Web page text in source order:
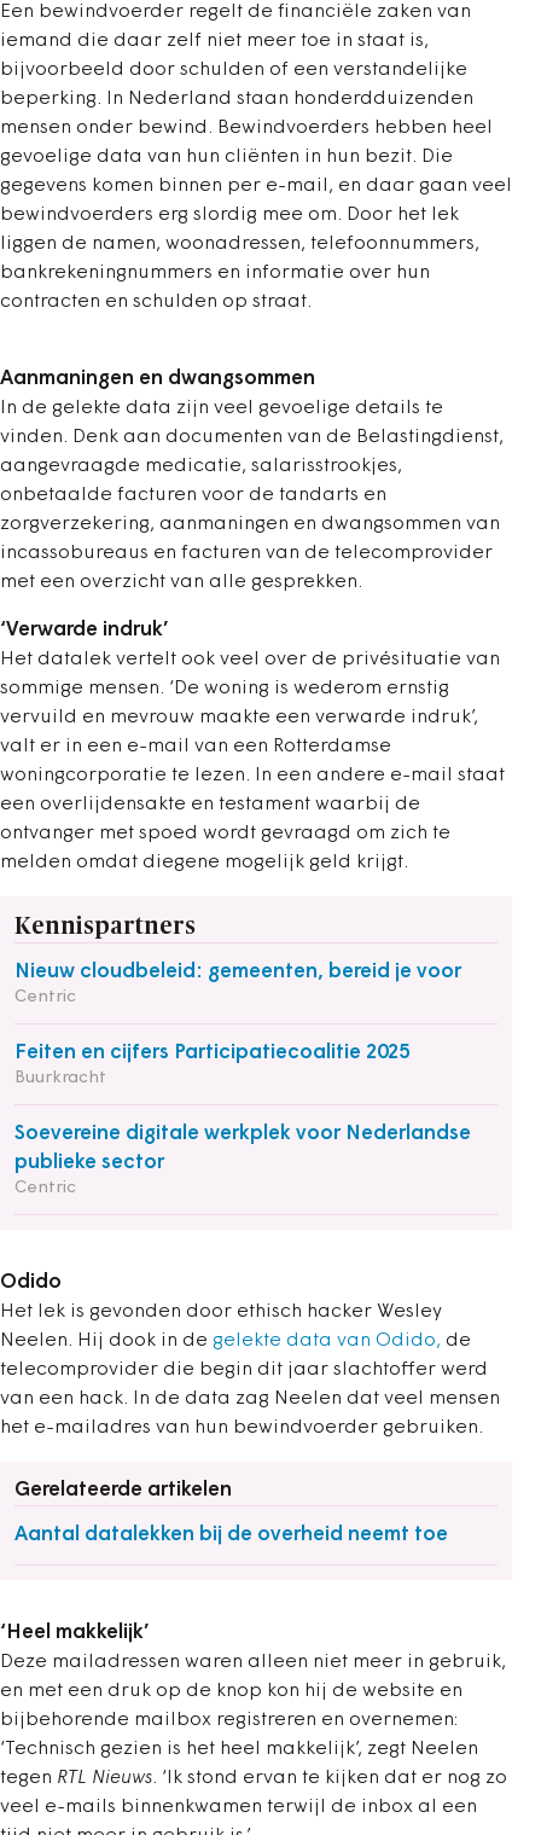
Een bewindvoerder regelt de financiële zaken van
iemand die daar zelf niet meer toe in staat is,
bijvoorbeeld door schulden of een verstandelijke
beperking. In Nederland staan honderdduizenden
mensen onder bewind. Bewindvoerders hebben heel
gevoelige data van hun cliënten in hun bezit. Die
gegevens komen binnen per e-mail, en daar gaan veel
bewindvoerders erg slordig mee om. Door het lek
liggen de namen, woonadressen, telefoonnummers,
bankrekeningnummers en informatie over hun
contracten en schulden op straat.
Aanmaningen en dwangsommen
In de gelekte data zijn veel gevoelige details te
vinden. Denk aan documenten van de Belastingdienst,
aangevraagde medicatie, salarisstrookjes,
onbetaalde facturen voor de tandarts en
zorgverzekering, aanmaningen en dwangsommen van
incassobureaus en facturen van de telecomprovider
met een overzicht van alle gesprekken.
‘Verwarde indruk’
Het datalek vertelt ook veel over de privésituatie van
sommige mensen. ‘De woning is wederom ernstig
vervuild en mevrouw maakte een verwarde indruk’,
valt er in een e-mail van een Rotterdamse
woningcorporatie te lezen. In een andere e-mail staat
een overlijdensakte en testament waarbij de
ontvanger met spoed wordt gevraagd om zich te
melden omdat diegene mogelijk geld krijgt.
Kennispartners
Nieuw cloudbeleid: gemeenten, bereid je voor
Centric
Feiten en cijfers Participatiecoalitie 2025
Buurkracht
Soevereine digitale werkplek voor Nederlandse
publieke sector
Centric
Odido
Het lek is gevonden door ethisch hacker Wesley
Neelen. Hij dook in de gelekte data van Odido, de
telecomprovider die begin dit jaar slachtoffer werd
van een hack. In de data zag Neelen dat veel mensen
het e-mailadres van hun bewindvoerder gebruiken.
Gerelateerde artikelen
Aantal datalekken bij de overheid neemt toe
‘Heel makkelijk’
Deze mailadressen waren alleen niet meer in gebruik,
en met een druk op de knop kon hij de website en
bijbehorende mailbox registreren en overnemen:
‘Technisch gezien is het heel makkelijk’, zegt Neelen
tegen RTL Nieuws. ‘Ik stond ervan te kijken dat er nog zo
veel e-mails binnenkwamen terwijl de inbox al een